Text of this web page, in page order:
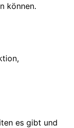
können.
es gibt und